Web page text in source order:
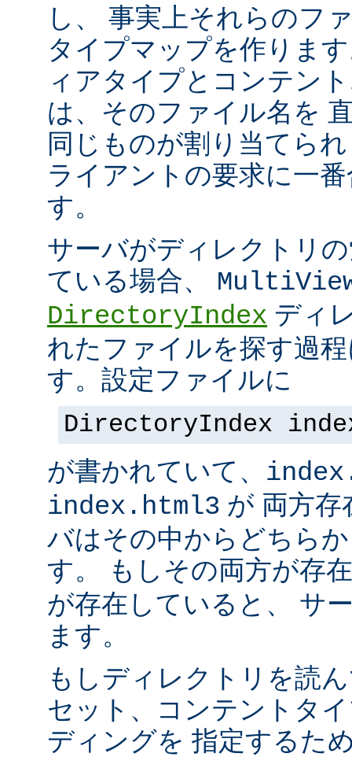
し、 事実上それらのフ
タイプマップを作りま
ィアタイプとコンテン
は、そのファイル名を
同じものが割り当てら
ライアントの要求に一
す。
サーバがディレクトリ
ている場合、
DirectoryIndex ディ
れたファイルを探す過
す。設定ファイルに
DirectoryIndex
が書かれていて、
index.html3 が 両方存
バはその中からどちら
す。 もしその両方が存
が存在していると、 サ
ます。
もしディレクトリを読
セット、コンテントタ
ディングを 指定するた